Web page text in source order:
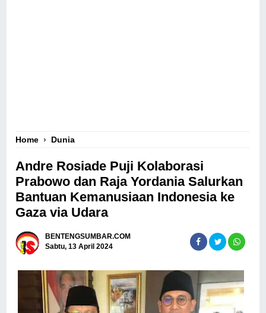
Home › Dunia
Andre Rosiade Puji Kolaborasi
Prabowo dan Raja Yordania Salurkan
Bantuan Kemanusiaan Indonesia ke
Gaza via Udara
BENTENGSUMBAR.COM
Sabtu, 13 April 2024